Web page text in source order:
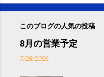
このブログの人気の投稿
8月の営業予定
7/28/2026